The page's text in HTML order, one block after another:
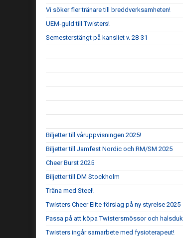
Vi söker fler tränare till breddverksamheten!
UEM-guld till Twisters!
Semesterstängt på kansliet v. 28-31
Biljetter till våruppvisningen 2025!
Biljetter till Jamfest Nordic och RM/SM 2025
Cheer Burst 2025
Biljetter till DM Stockholm
Träna med Steel!
Twisters Cheer Elite förslag på ny styrelse 2025
Passa på att köpa Twistersmössor och
Twisters ingår samarbete med fysioterapeut!